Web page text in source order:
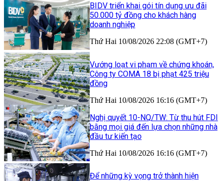
BIDV triển khai gói tín dụng ưu đãi
50.000 tỷ đồng cho khách hàng
doanh nghiệp
Thứ Hai 10/08/2026 22:08 (GMT+7)
Vướng loạt vi phạm về chứng khoán,
Công ty COMA 18 bị phạt 425 triệu
đồng
Thứ Hai 10/08/2026 16:16 (GMT+7)
Nghị quyết 10-NQ/TW: Từ thu hút FDI
bằng mọi giá đến lựa chọn những nhà
đầu tư kiến tạo
Thứ Hai 10/08/2026 16:16 (GMT+7)
Để những kỳ vọng trở thành hiện